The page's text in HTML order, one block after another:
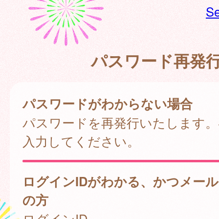
パスワード再発
パスワードがわからない場合
パスワードを再発行いたします
入力してください。
ログインIDがわかる、かつメー
の方